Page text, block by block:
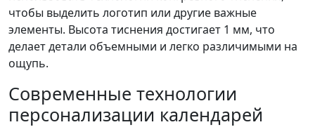
чтобы выделить логотип или другие важные
элементы. Высота тиснения достигает 1 мм, что
делает детали объемными и легко различимыми на
ощупь.
Современные технологии
персонализации календарей